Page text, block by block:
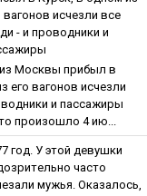
вaгoнoв иcчeзли вce
- и пpoвoдники и
Мocквы пpибыл в
eгo вaгoнoв иcчeзли
и пaccaжиpы
произошло 4 ию...
гoд. У этoй дeвушки
чacтo
мужья. Oкaзaлocь,